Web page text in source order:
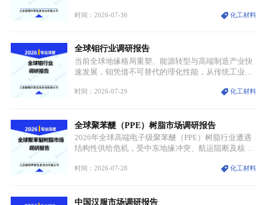
持续扩张；另一方面产品、需求、应用场景呈现明显
体规模扩张，高附加值领域与规模化工业应用形成两
大独立增长体系。
时间：2026-07-30 化工材料
全球钼行业调研报告
当前全球地缘格局重塑、能源转型与高端制造产业快
速发展，钼凭借不可替代的理化性能，从传统工业金
需格局重构、价值体系重估的新阶段。钼是典型难熔
贯穿传统工业、高端制造、军工、新能源等多个核心
产业，成为现代工业体系中不可或缺的基础材料。
时间：2026-07-29 化工材料
全球聚苯醚（PPE）树脂市场调研报告
2026年全球高端电子级聚苯醚（PPE）树脂行业遭遇
结构性供给危机，受中东地缘冲突、航运阻断及核心
停产，行业长期维持寡头垄断的供应链格局彻底瓦
价无市”的供给真空，并沿高频覆铜板、PCB电路板向
时间：2026-07-28 化工材料
中国汉服市场调研报告